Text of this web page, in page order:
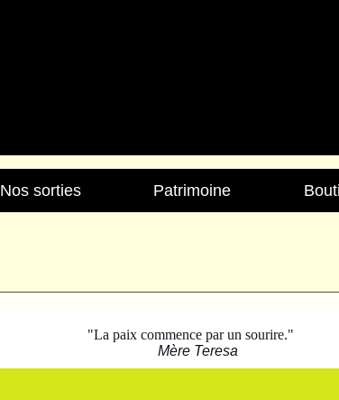
Nos sorties Patrimoine
"La paix commence par un sourire."
Mère Teresa